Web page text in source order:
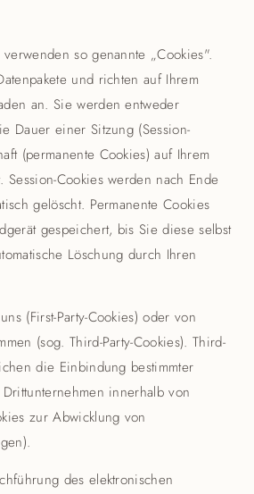
so genannte „Cookies".
und richten auf Ihrem
an. Sie werden entweder
Dauer einer Sitzung (Session-
(permanente Cookies) auf Ihrem
Session-Cookies werden nach Ende
gelöscht. Permanente Cookies
gespeichert, bis Sie diese selbst
Löschung durch Ihren
(First-Party-Cookies) oder von
(sog. Third-Party-Cookies). Third-
die Einbindung bestimmter
innerhalb von
zur Abwicklung von
des elektronischen